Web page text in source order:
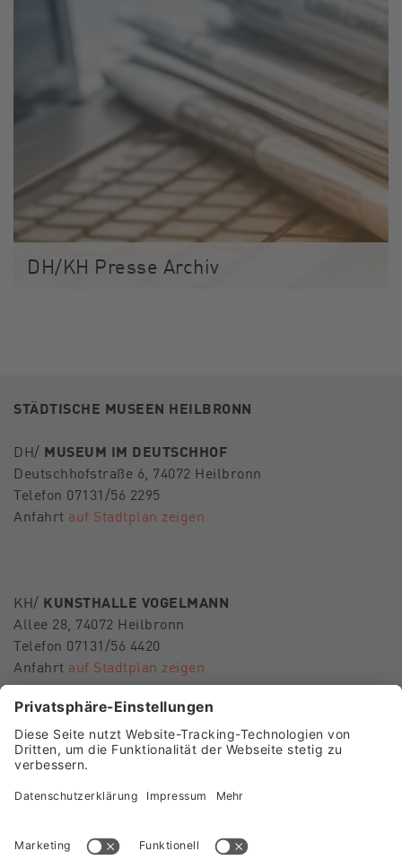
DH/KH Presse Archiv
STÄDTISCHE MUSEEN HEILBRONN
DH/ MUSEUM IM DEUTSCHHOF
Deutschhofstraße 6, 74072 Heilbronn
Telefon 07131/56 2295
Anfahrt auf Stadtplan zeigen
KH/ KUNSTHALLE VOGELMANN
Allee 28, 74072 Heilbronn
Telefon 07131/56 4420
Anfahrt auf Stadtplan zeigen
E-Mailmuseen-hn@heilbronn.de
FOLGEN SIE UNS